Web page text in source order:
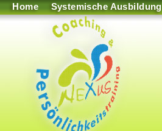
Home Systemische Ausbildung